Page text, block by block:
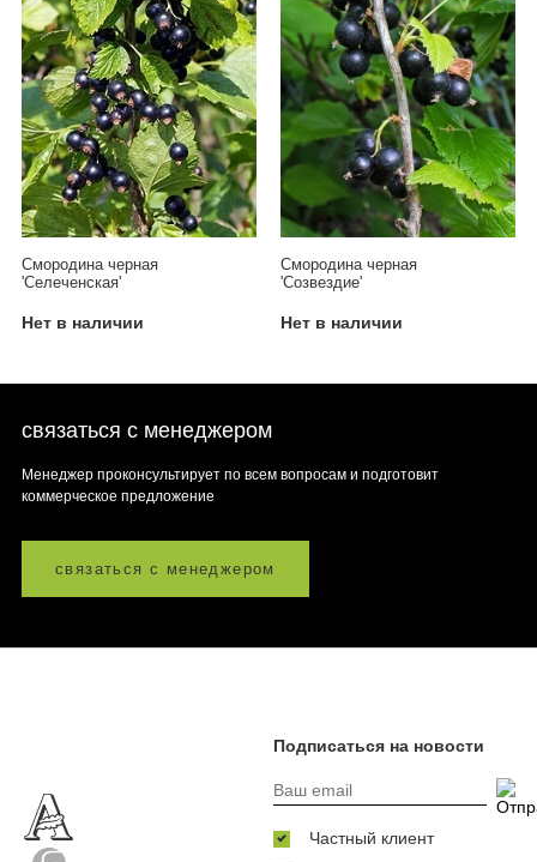
Смородина черная
'Селеченская'
Нет в наличии
Смородина черная
'Созвездие'
Нет в наличии
связаться с менеджером
Менеджер проконсультирует по всем вопросам и подготовит
коммерческое предложение
связаться с менеджером
Подписаться на новости
Частный клиент